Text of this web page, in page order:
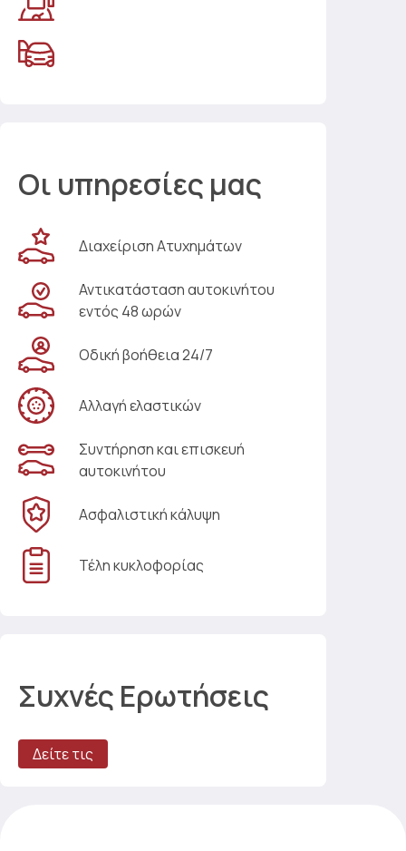
Οι υπηρεσίες μας
Διαχείριση Ατυχημάτων
Αντικατάσταση αυτοκινήτου
εντός 48 ωρών
Οδική βοήθεια 24/7
Αλλαγή ελαστικών
Συντήρηση και επισκευή
αυτοκινήτου
Ασφαλιστική κάλυψη
Τέλη κυκλοφορίας
Συχνές Ερωτήσεις
Δείτε τις